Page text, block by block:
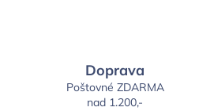
Doprava
Poštovné ZDARMA
nad 1.200,-